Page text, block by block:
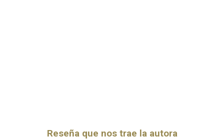
Reseña que nos trae la autora